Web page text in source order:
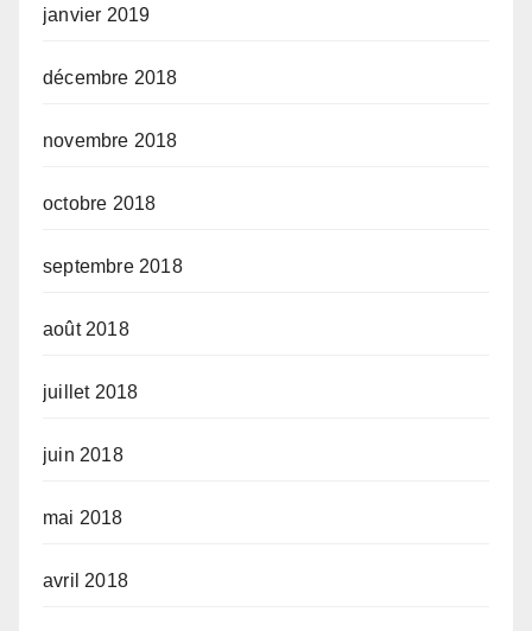
janvier 2019
décembre 2018
novembre 2018
octobre 2018
septembre 2018
août 2018
juillet 2018
juin 2018
mai 2018
avril 2018